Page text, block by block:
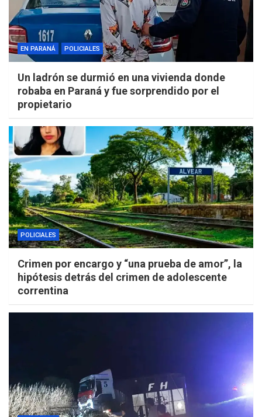
EN PARANÁ POLICIALES
Un ladrón se durmió en una vivienda donde
robaba en Paraná y fue sorprendido por el
propietario
POLICIALES
Crimen por encargo y “una prueba de amor”, la
hipótesis detrás del crimen de adolescente
correntina